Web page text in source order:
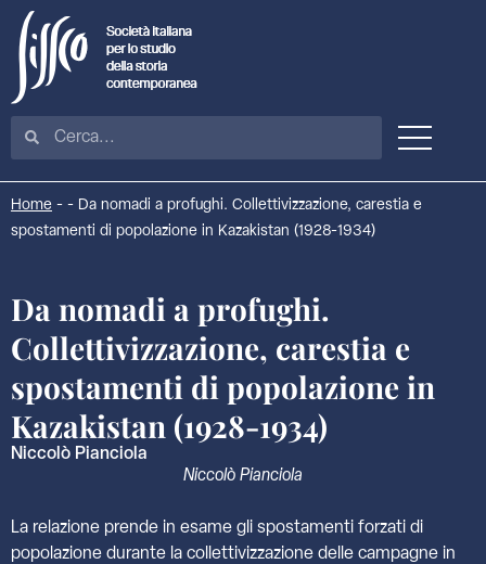
Home - - Da nomadi a profughi. Collettivizzazione, carestia e
spostamenti di popolazione in Kazakistan (1928-1934)
Da nomadi a profughi.
Collettivizzazione, carestia e
spostamenti di popolazione in
Kazakistan (1928-1934)
Niccolò Pianciola
Niccolò Pianciola
La relazione prende in esame gli spostamenti forzati di
popolazione durante la collettivizzazione delle campagne in